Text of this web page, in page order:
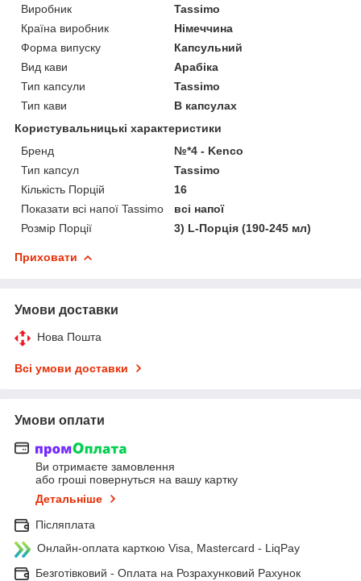
Виробник
Tassimo
Країна виробник
Німеччина
Форма випуску
Капсульний
Вид кави
Арабіка
Тип капсули
Tassimo
Тип кави
В капсулах
Користувальницькі характеристики
Бренд
№*4 - Kenco
Тип капсул
Tassimo
Кількість Порцій
16
Показати всі напої Tassimo
всі напої
Розмір Порції
3) L-Порція (190-245 мл)
Приховати
Умови доставки
Нова Пошта
Всі умови доставки
Умови оплати
Ви отримаєте замовлення
або гроші повернуться на вашу картку
Детальніше
Післяплата
Онлайн-оплата карткою Visa, Mastercard - LiqPay
Безготівковий - Оплата на Розрахунковий Рахунок